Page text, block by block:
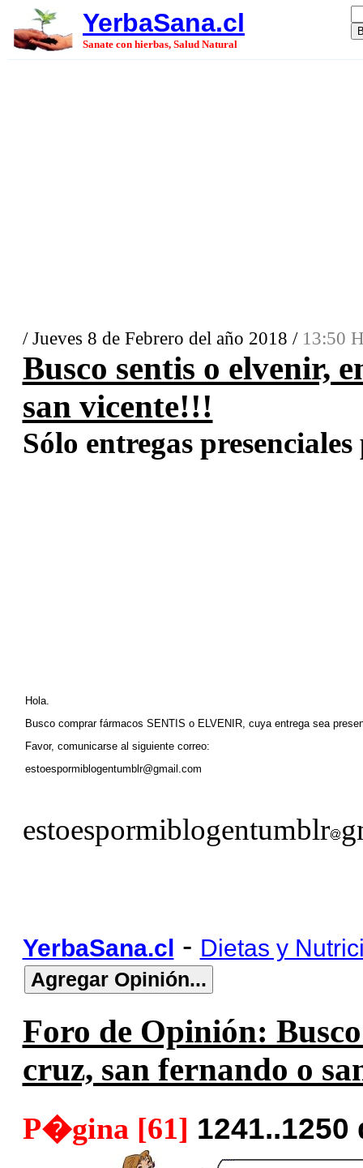
YerbaSana.cl
Sanate con hierbas, Salud Natural
/ Jueves 8 de Febrero del año 2018 / 13:50
Busco sentis o elvenir,
san vicente!!!
Sólo entregas
Hola.
Busco comprar fármacos SENTIS o ELVENIR, cuya entrega sea
Favor, comunicarse al siguiente correo:
estoespormiblogentumblr@gmail.com
estoespormiblogentumblr
YerbaSana.cl - Dietas y
Foro de Opinión:
cruz, san fernando o
P�gina [61]